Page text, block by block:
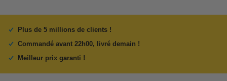
Plus de 5 millions de clients !
Commandé avant 22h00, livré demain !
Meilleur prix garanti !